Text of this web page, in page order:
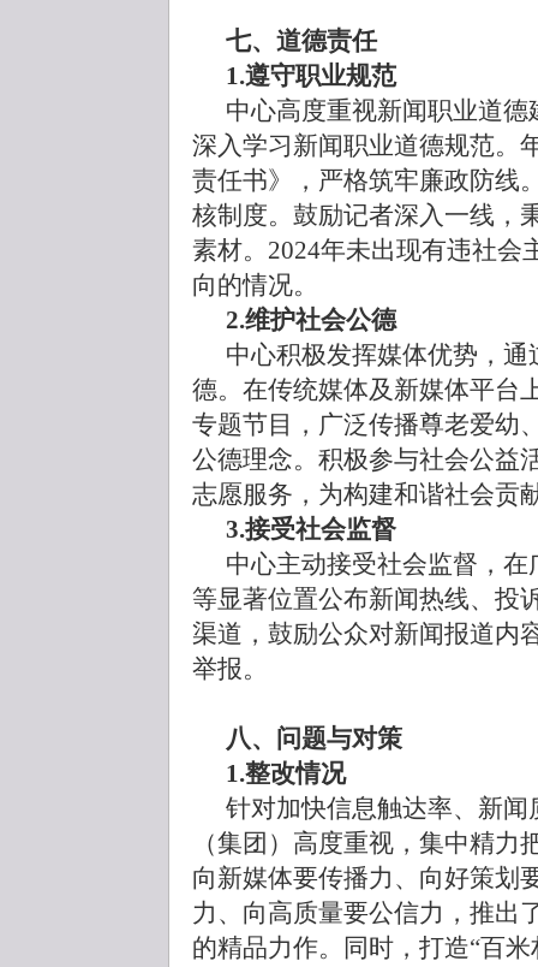
七、道德责任
1.遵守职业规范
中心高度重视新闻职业道
深入学习新闻职业道德规范。
责任书》，严格筑牢廉政防线
核制度。鼓励记者深入一线，
素材。2024年未出现有违社会
向的情况。
2.维护社会公德
中心积极发挥媒体优势，
德。在传统媒体及新媒体平台
专题节目，广泛传播尊老爱幼
公德理念。积极参与社会公益
志愿服务，为构建和谐社会贡
3.接受社会监督
中心主动接受社会监督，
等显著位置公布新闻热线、投
渠道，鼓励公众对新闻报道内
举报。
八、问题与对策
1.整改情况
针对加快信息触达率、新
（集团）高度重视，集中精
向新媒体要传播力、向好策划
力、向高质量要公信力，推出
的精品力作。同时，打造“百